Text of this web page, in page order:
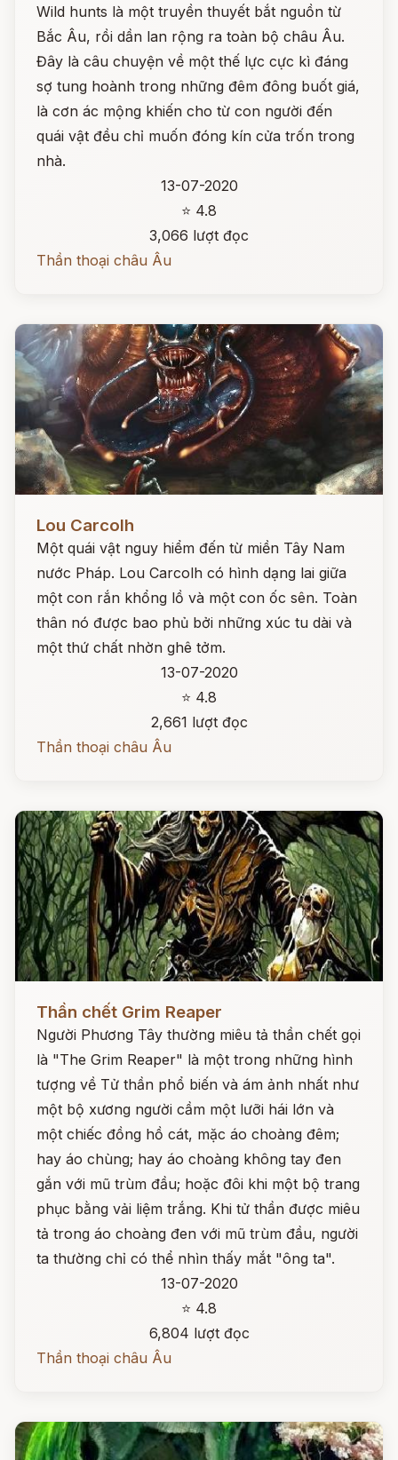
Wild hunts là một truyền thuyết bắt nguồn từ
Bắc Âu, rồi dần lan rộng ra toàn bộ châu Âu.
Đây là câu chuyện về một thế lực cực kì đáng
sợ tung hoành trong những đêm đông buốt giá,
là cơn ác mộng khiến cho từ con người đến
quái vật đều chỉ muốn đóng kín cửa trốn trong
nhà.
13-07-2020
⭐ 4.8
3,066 lượt đọc
Thần thoại châu Âu
Lou Carcolh
Một quái vật nguy hiểm đến từ miền Tây Nam
nước Pháp. Lou Carcolh có hình dạng lai giữa
một con rắn khổng lồ và một con ốc sên. Toàn
thân nó được bao phủ bởi những xúc tu dài và
một thứ chất nhờn ghê tởm.
13-07-2020
⭐ 4.8
2,661 lượt đọc
Thần thoại châu Âu
Đọc ngay
Thần chết Grim Reaper
Người Phương Tây thường miêu tả thần chết gọi
là "The Grim Reaper" là một trong những hình
tượng về Tử thần phổ biến và ám ảnh nhất như
một bộ xương người cầm một lưỡi hái lớn và
một chiếc đồng hồ cát, mặc áo choàng đêm;
hay áo chùng; hay áo choàng không tay đen
gắn với mũ trùm đầu; hoặc đôi khi một bộ trang
phục bằng vải liệm trắng. Khi tử thần được miêu
tả trong áo choàng đen với mũ trùm đầu, người
ta thường chỉ có thể nhìn thấy mắt "ông ta".
13-07-2020
⭐ 4.8
6,804 lượt đọc
Thần thoại châu Âu